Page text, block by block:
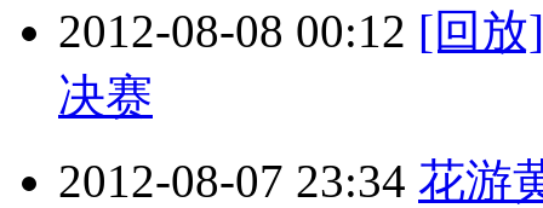
2012-08-08 00:12 [回放
决赛
2012-08-07 23:34 花游